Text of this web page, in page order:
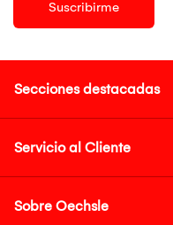
Suscribirme
Secciones destacadas
Servicio al Cliente
Sobre Oechsle